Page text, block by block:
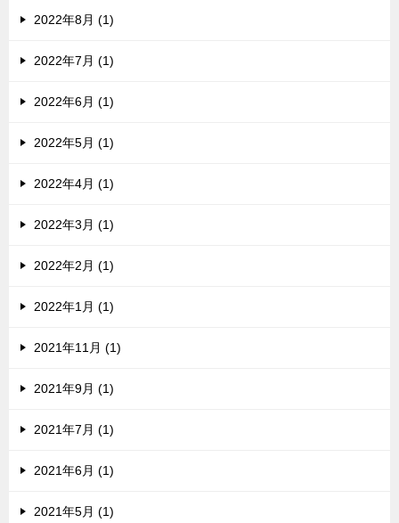
2022年8月 (1)
2022年7月 (1)
2022年6月 (1)
2022年5月 (1)
2022年4月 (1)
2022年3月 (1)
2022年2月 (1)
2022年1月 (1)
2021年11月 (1)
2021年9月 (1)
2021年7月 (1)
2021年6月 (1)
2021年5月 (1)